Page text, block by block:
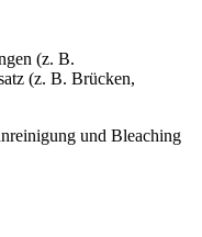
(z. B.
(z. B. Brücken,
und Bleaching